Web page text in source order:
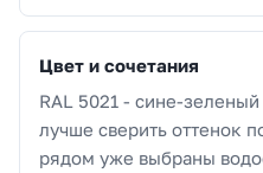
Цвет и сочетания
RAL 5021 - сине-
лучше сверить оттенок
рядом уже выбраны